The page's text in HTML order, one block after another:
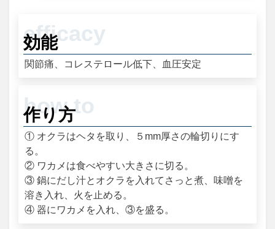
効能
関節痛、コレステロール低下、血圧安定
作り方
① オクラはヘタを取り、５mm厚さの輪切りにす
る。
② ワカメは食べやすい大きさに切る。
③ 鍋にだし汁とオクラを入れてさっと煮、味噌を
溶き入れ、火を止める。
④ 器にワカメを入れ、③を盛る。